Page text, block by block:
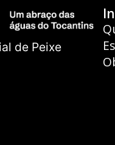
de Peixe